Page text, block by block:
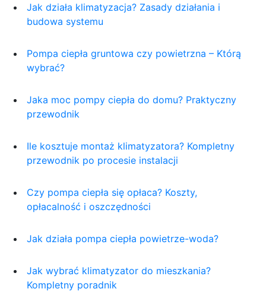
Jak działa klimatyzacja? Zasady działania i
budowa systemu
Pompa ciepła gruntowa czy powietrzna – Którą
wybrać?
Jaka moc pompy ciepła do domu? Praktyczny
przewodnik
Ile kosztuje montaż klimatyzatora? Kompletny
przewodnik po procesie instalacji
Czy pompa ciepła się opłaca? Koszty,
opłacalność i oszczędności
Jak działa pompa ciepła powietrze-woda?
Jak wybrać klimatyzator do mieszkania?
Kompletny poradnik